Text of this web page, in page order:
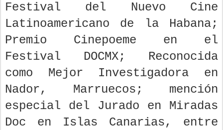
Festival del Nuevo Cine
Latinoamericano de la Habana;
Premio Cinepoeme en el
Festival DOCMX; Reconocida
como Mejor Investigadora en
Nador, Marruecos; mención
especial del Jurado en Miradas
Doc en Islas Canarias, entre